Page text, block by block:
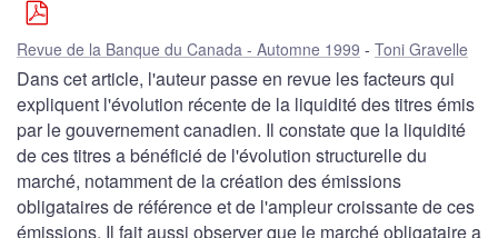
Revue de la Banque du Canada - Automne 1999 Toni Gravelle
Dans cet article, l'auteur passe en revue les facteurs qui
expliquent l'évolution récente de la liquidité des titres émis
par le gouvernement canadien. Il constate que la liquidité
de ces titres a bénéficié de l'évolution structurelle du
marché, notamment de la création des émissions
obligataires de référence et de l'ampleur croissante de ces
émissions. Il fait aussi observer que le marché obligataire a